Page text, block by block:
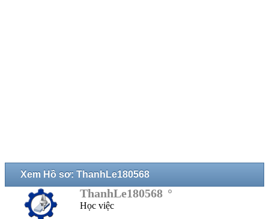
Xem Hồ sơ: ThanhLe180568
ThanhLe180568
Học việc